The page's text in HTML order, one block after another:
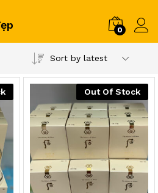
0
Sort by latest
Out Of Stock